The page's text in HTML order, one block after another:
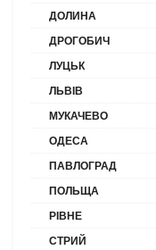
ДОЛИНА
ДРОГОБИЧ
ЛУЦЬК
ЛЬВІВ
МУКАЧЕВО
ОДЕСА
ПАВЛОГРАД
ПОЛЬЩА
РІВНЕ
СТРИЙ